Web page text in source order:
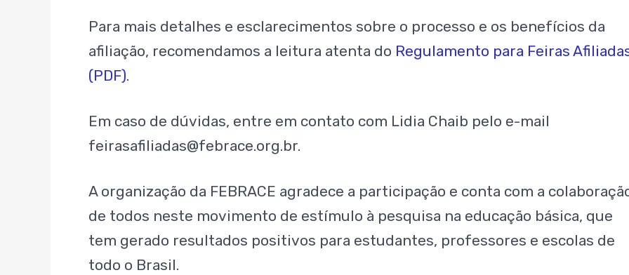
Para mais detalhes e esclarecimentos sobre o processo e os benefícios da
afiliação, recomendamos a leitura atenta do Regulamento para Feiras
(PDF).
Em caso de dúvidas, entre em contato com Lidia Chaib pelo e-mail
feirasafiliadas@febrace.org.br.
A organização da FEBRACE agradece a participação e conta com a
de todos neste movimento de estímulo à pesquisa na educação básica, que
tem gerado resultados positivos para estudantes, professores e escolas de
todo o Brasil.